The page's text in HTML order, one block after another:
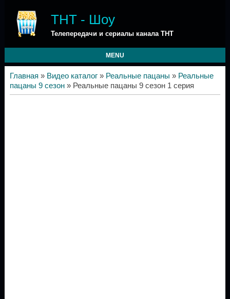
ТНТ - Шоу
Телепередачи и сериалы канала ТНТ
MENU
Главная » Видео каталог» Реальные пацаны » Реальные
пацаны 9 сезон» Реальные пацаны 9 сезон 1 серия